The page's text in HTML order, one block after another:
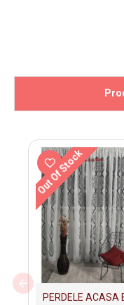
Out Of Stock
PERDELE ACASA